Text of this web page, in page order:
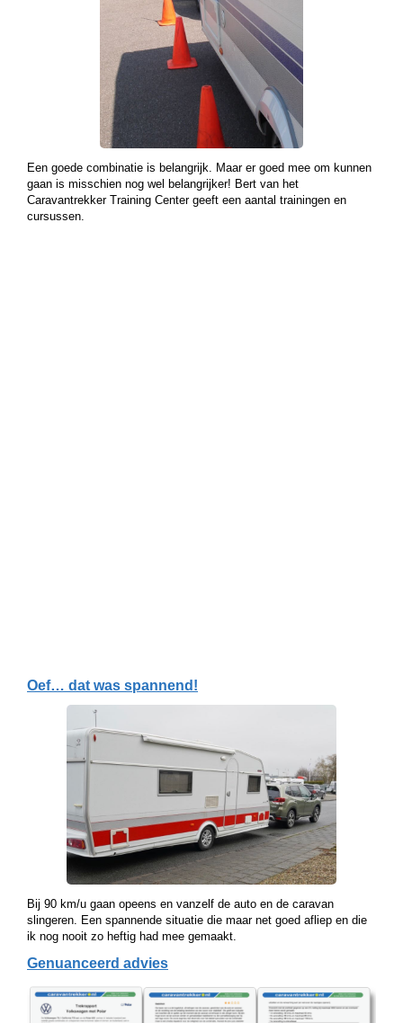
Een goede combinatie is belangrijk. Maar er goed mee om kunnen
gaan is misschien nog wel belangrijker! Bert van het
Caravantrekker Training Center geeft een aantal trainingen en
cursussen.
Oef… dat was spannend!
Bij 90 km/u gaan opeens en vanzelf de auto en de caravan
slingeren. Een spannende situatie die maar net goed afliep en die
ik nog nooit zo heftig had mee gemaakt.
Genuanceerd advies